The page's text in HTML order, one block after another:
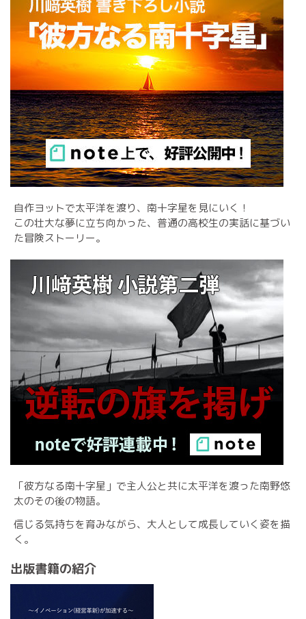
自作ヨットで太平洋を渡り、南十字星を見にいく！
この壮大な夢に立ち向かった、普通の高校生の実話に基づい
た冒険ストーリー。
「彼方なる南十字星」で主人公と共に太平洋を渡った南野悠
太のその後の物語。
信じる気持ちを育みながら、大人として成長していく姿を描
く。
出版書籍の紹介